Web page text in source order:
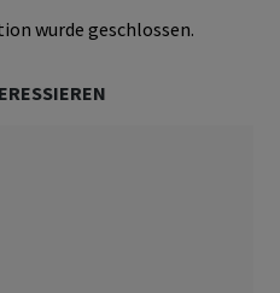
wurde geschlossen.